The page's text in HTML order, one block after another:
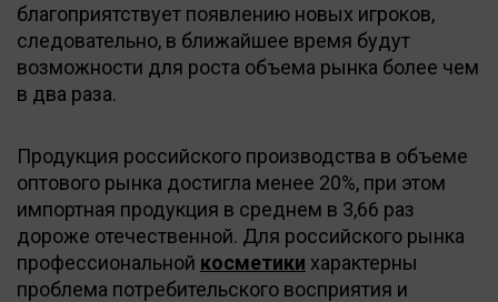
благоприятствует появлению новых игроков,
следовательно, в ближайшее время будут
возможности для роста объема рынка более чем
в два раза.
Продукция российского производства в объеме
оптового рынка достигла менее 20%, при этом
импортная продукция в среднем в 3,66 раз
дороже отечественной. Для российского рынка
профессиональной косметики характерны
проблема потребительского восприятия и